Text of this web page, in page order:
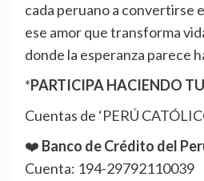
cada peruano a convertirse
ese amor que transforma
donde la esperanza parece
*PARTICIPA HACIENDO
Cuentas de ‘PERÚ
❤️ Banco de Crédito del
Cuenta: 194-29792110039